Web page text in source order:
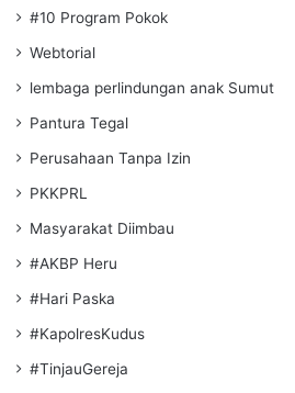
#10 Program Pokok
Webtorial
lembaga perlindungan anak Sumut
Pantura Tegal
Perusahaan Tanpa Izin
PKKPRL
Masyarakat Diimbau
#AKBP Heru
#Hari Paska
#KapolresKudus
#TinjauGereja